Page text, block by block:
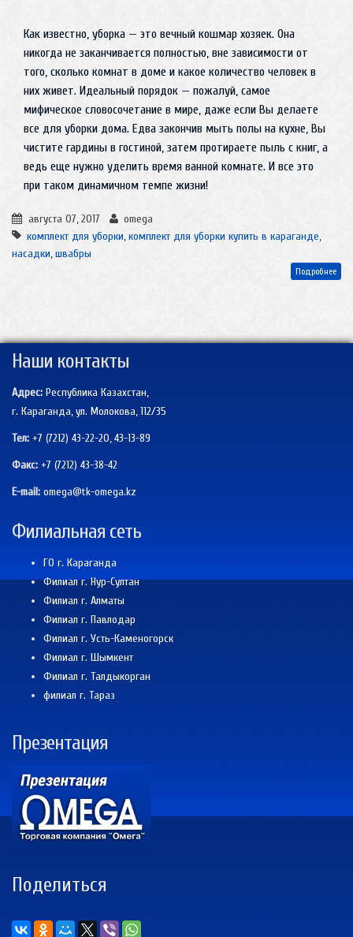
Как известно, уборка — это вечный кошмар хозяек. Она
никогда не заканчивается полностью, вне зависимости от
того, сколько комнат в доме и какое количество человек в
них живет. Идеальный порядок — пожалуй, самое
мифическое словосочетание в мире, даже если Вы делаете
все для уборки дома. Едва закончив мыть полы на кухне, Вы
чистите гардины в гостиной, затем протираете пыль с книг, а
ведь еще нужно уделить время ванной комнате. И все это
при таком динамичном темпе жизни!
августа 07, 2017
omega
комплект для уборки,комплект для уборки купить в караганде,
насадки,швабры
Подробнее
Наши контакты
Адрес: Республика Казахстан,
г. Караганда, ул. Молокова, 112/35
Тел: +7 (7212) 43-22-20, 43-13-89
Факс: +7 (7212) 43-38-42
E-mail: omega@tk-omega.kz
Филиальная сеть
ГО г. Караганда
Филиал г. Нур-Султан
Филиал г. Алматы
Филиал г. Павлодар
Филиал г. Усть-Каменогорск
Филиал г. Шымкент
Филиал г. Талдыкорган
филиал г. Тараз
Презентация
Поделиться